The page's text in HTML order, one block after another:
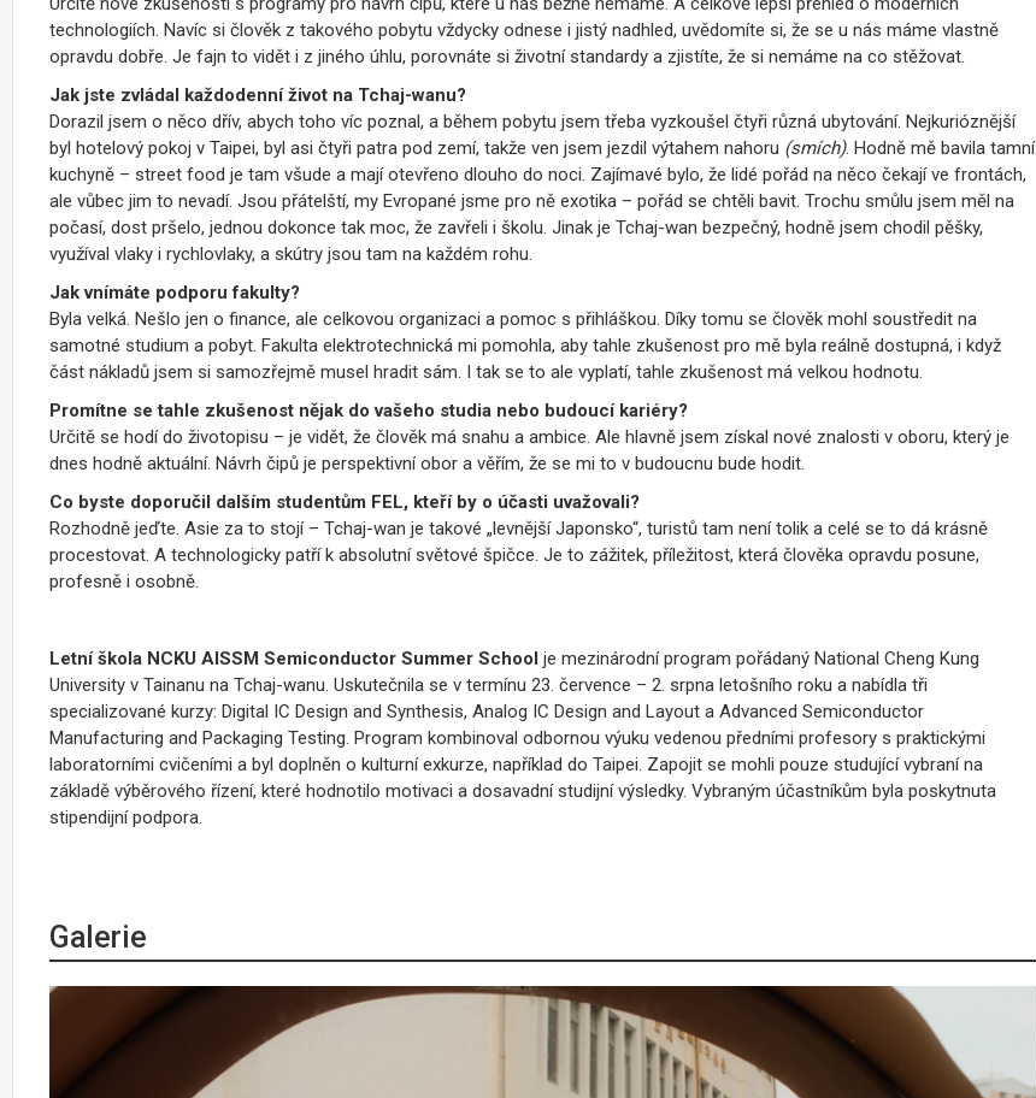
technologiích. Navíc si člověk z takového pobytu vždycky odnese i jistý nadhled, uvědomíte si, že se u nás máme vlastně
opravdu dobře. Je fajn to vidět i z jiného úhlu, porovnáte si životní standardy a zjistíte, že si nemáme na co stěžovat.
Jak jste zvládal každodenní život na Tchaj-wanu?
Dorazil jsem o něco dřív, abych toho víc poznal, a během pobytu jsem třeba vyzkoušel čtyři různá ubytování. Nejkurióznější
byl hotelový pokoj v Taipei, byl asi čtyři patra pod zemí, takže ven jsem jezdil výtahem nahoru (smích). Hodně mě bavila tamní
kuchyně – street food je tam všude a mají otevřeno dlouho do noci. Zajímavé bylo, že lidé pořád na něco čekají ve frontách,
ale vůbec jim to nevadí. Jsou přátelští, my Evropané jsme pro ně exotika – pořád se chtěli bavit. Trochu smůlu jsem měl na
počasí, dost pršelo, jednou dokonce tak moc, že zavřeli i školu. Jinak je Tchaj-wan bezpečný, hodně jsem chodil pěšky,
využíval vlaky i rychlovlaky, a skútry jsou tam na každém rohu.
Jak vnímáte podporu fakulty?
Byla velká. Nešlo jen o finance, ale celkovou organizaci a pomoc s přihláškou. Díky tomu se člověk mohl soustředit na
samotné studium a pobyt. Fakulta elektrotechnická mi pomohla, aby tahle zkušenost pro mě byla reálně dostupná, i když
část nákladů jsem si samozřejmě musel hradit sám. I tak se to ale vyplatí, tahle zkušenost má velkou hodnotu.
Promítne se tahle zkušenost nějak do vašeho studia nebo budoucí kariéry?
Určitě se hodí do životopisu – je vidět, že člověk má snahu a ambice. Ale hlavně jsem získal nové znalosti v oboru, který je
dnes hodně aktuální. Návrh čipů je perspektivní obor a věřím, že se mi to v budoucnu bude hodit.
Co byste doporučil dalším studentům FEL, kteří by o účasti uvažovali?
Rozhodně jeďte. Asie za to stojí – Tchaj-wan je takové „levnější Japonsko“, turistů tam není tolik a celé se to dá krásně
procestovat. A technologicky patří k absolutní světové špičce. Je to zážitek, příležitost, která člověka opravdu posune,
profesně i osobně.
Letní škola NCKU AISSM Semiconductor Summer School je mezinárodní program pořádaný National Cheng Kung
University v Tainanu na Tchaj-wanu. Uskutečnila se v termínu 23. července – 2. srpna letošního roku a nabídla tři
specializované kurzy: Digital IC Design and Synthesis, Analog IC Design and Layout a Advanced Semiconductor
Manufacturing and Packaging Testing. Program kombinoval odbornou výuku vedenou předními profesory s praktickými
laboratorními cvičeními a byl doplněn o kulturní exkurze, například do Taipei. Zapojit se mohli pouze studující vybraní na
základě výběrového řízení, které hodnotilo motivaci a dosavadní studijní výsledky. Vybraným účastníkům byla poskytnuta
stipendijní podpora.
Galerie